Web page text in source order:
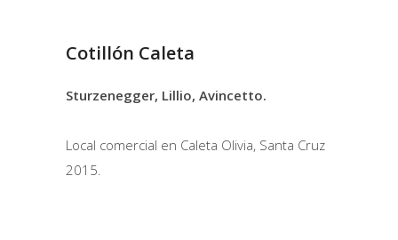
Cotillón Caleta
Sturzenegger, Lillio, Avincetto.
Local comercial en Caleta Olivia, Santa Cruz
2015.